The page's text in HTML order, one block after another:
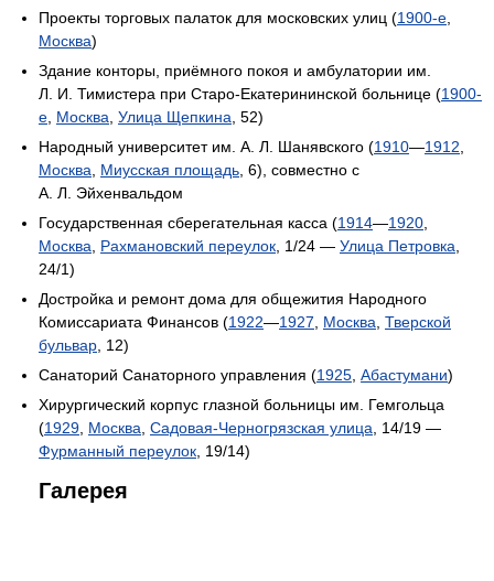
Проекты торговых палаток для московских улиц (1900-е
Москва)
Здание конторы, приёмного покоя и амбулатории им.
Л. И. Тимистера при Старо-Екатерининской больнице (1900-
е Москва Улица Щепкина , 52)
Народный университет им. А. Л. Шанявского (1910—1912
Москва
Миусская площадь , 6), совместно с
А. Л. Эйхенвальдом
Государственная сберегательная касса (1914—1920
Москва
Рахмановский переулок , 1/24 — Улица Петровка
24/1)
Достройка и ремонт дома для общежития Народного
Комиссариата Финансов (1922—1927 Москва Тверской
бульвар , 12)
Санаторий Санаторного управления (1925 Абастумани)
Хирургический корпус глазной больницы им. Гемгольца
(1929 Москва Садовая-Черногрязская улица , 14/19 —
Фурманный переулок , 19/14)
Галерея